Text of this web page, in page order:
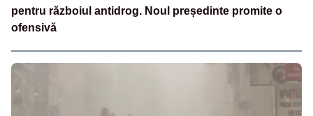
pentru războiul antidrog. Noul președinte promite o
ofensivă